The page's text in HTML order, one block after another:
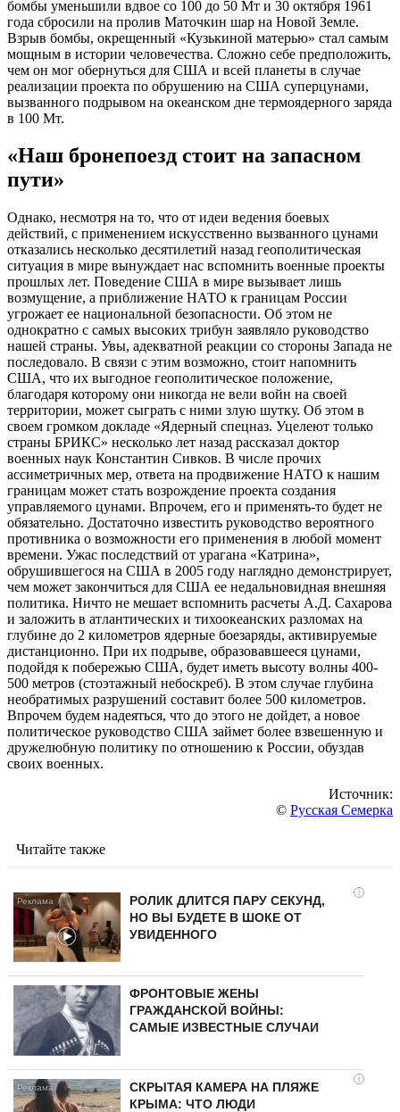
бомбы уменьшили вдвое со 100 до 50 Мт и 30 октября 1961
года сбросили на пролив Маточкин шар на Новой Земле.
Взрыв бомбы, окрещенный «Кузькиной матерью» стал самым
мощным в истории человечества. Сложно себе предположить,
чем он мог обернуться для США и всей планеты в случае
реализации проекта по обрушению на США суперцунами,
вызванного подрывом на океанском дне термоядерного заряда
в 100 Мт.
«Наш бронепоезд стоит на запасном
пути»
Однако, несмотря на то, что от идеи ведения боевых
действий, с применением искусственно вызванного цунами
отказались несколько десятилетий назад геополитическая
ситуация в мире вынуждает нас вспомнить военные проекты
прошлых лет. Поведение США в мире вызывает лишь
возмущение, а приближение НАТО к границам России
угрожает ее национальной безопасности. Об этом не
однократно с самых высоких трибун заявляло руководство
нашей страны. Увы, адекватной реакции со стороны Запада не
последовало. В связи с этим возможно, стоит напомнить
США, что их выгодное геополитическое положение,
благодаря которому они никогда не вели войн на своей
территории, может сыграть с ними злую шутку. Об этом в
своем громком докладе «Ядерный спецназ. Уцелеют только
страны БРИКС» несколько лет назад рассказал доктор
военных наук Константин Сивков. В числе прочих
ассиметричных мер, ответа на продвижение НАТО к нашим
границам может стать возрождение проекта создания
управляемого цунами. Впрочем, его и применять-то будет не
обязательно. Достаточно известить руководство вероятного
противника о возможности его применения в любой момент
времени. Ужас последствий от урагана «Катрина»,
обрушившегося на США в 2005 году наглядно демонстрирует,
чем может закончиться для США ее недальновидная внешняя
политика. Ничто не мешает вспомнить расчеты А.Д. Сахарова
и заложить в атлантических и тихоокеанских разломах на
глубине до 2 километров ядерные боезаряды, активируемые
дистанционно. При их подрыве, образовавшееся цунами,
подойдя к побережью США, будет иметь высоту волны 400-
500 метров (стоэтажный небоскреб). В этом случае глубина
необратимых разрушений составит более 500 километров.
Впрочем будем надеяться, что до этого не дойдет, а новое
политическое руководство США займет более взвешенную и
дружелюбную политику по отношению к России, обуздав
своих военных.
Источник:
© Русская Семерка
Читайте также
i
РОЛИК ДЛИТСЯ ПАРУ СЕКУНД,
НО ВЫ БУДЕТЕ В ШОКЕ ОТ
УВИДЕННОГО
ФРОНТОВЫЕ ЖЕНЫ
ГРАЖДАНСКОЙ ВОЙНЫ:
САМЫЕ ИЗВЕСТНЫЕ СЛУЧАИ
i
СКРЫТАЯ КАМЕРА НА ПЛЯЖЕ
КРЫМА: ЧТО ЛЮДИ